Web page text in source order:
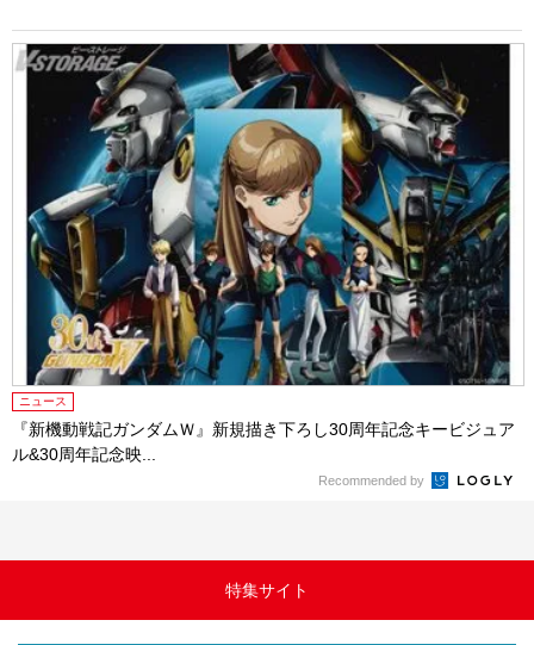
ニュース
『新機動戦記ガンダムＷ』新規描き下ろし30周年記念キービジュア
ル&30周年記念映...
Recommended by
特集サイト